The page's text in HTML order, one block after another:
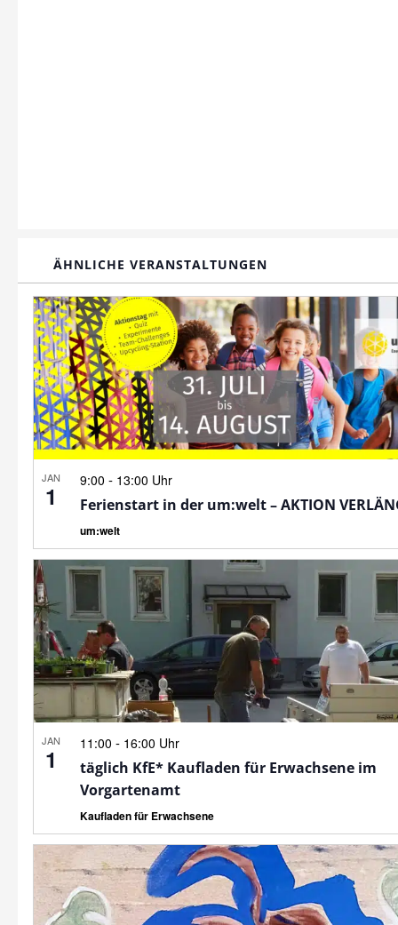
ÄHNLICHE VERANSTALTUNGEN
JAN
1
9:00 - 13:00 Uhr
Ferienstart in der um:welt – AKTION
um:welt
JAN
1
11:00 - 16:00 Uhr
täglich KfE* Kaufladen für Erwachsene im
Vorgartenamt
Kaufladen für Erwachsene